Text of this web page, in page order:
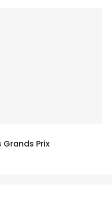
Prix